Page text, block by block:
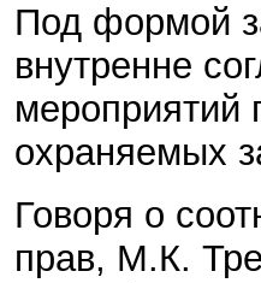
Под формой
внутренне
мероприятий
охраняемых
Говоря о
прав, М.К.